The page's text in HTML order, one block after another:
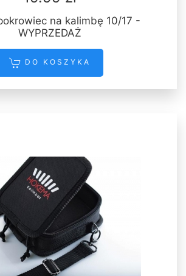
na kalimbę 10/17 -
WYPRZEDAŻ
DO KOSZYKA